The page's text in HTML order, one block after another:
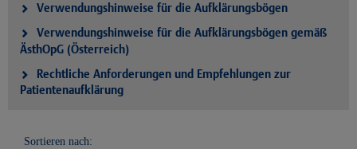
Verwendungshinweise für die Aufklärungsbögen
Verwendungshinweise für die Aufklärungsbögen gemäß
ÄsthOpG (Österreich)
Rechtliche Anforderungen und Empfehlungen zur
Patientenaufklärung
Sortieren nach: